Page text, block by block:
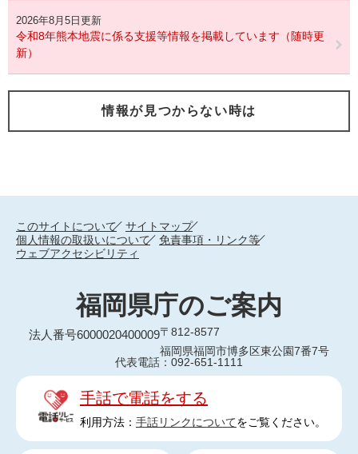
2026年8月5日更新
令和8年熊本地震に係る支援等情報を掲載しています（随時更
新）
情報が見つからない時は
このサイトについて
サイトマップ
個人情報の取扱いについて
免責事項・リンク等
ウェブアクセシビリティ
福岡県庁のご案内
法人番号6000020400009〒812-8577
福岡県福岡市博多区東公園7番7号
代表電話：092-651-1111
手話で電話をする
利用方法： 手話リンクについてをご覧ください。